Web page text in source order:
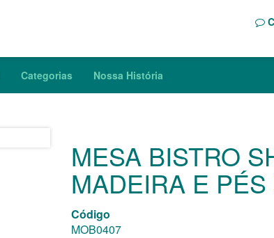
Categorias Nossa História
MESA BISTRO
MADEIRA E
Código
MOB0407